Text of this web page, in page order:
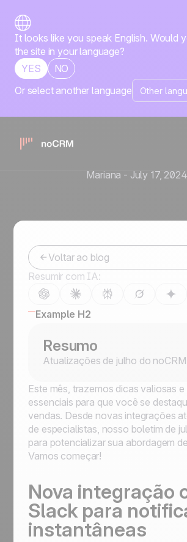
It looks like you speak English. Would
the site in your language?
YES
NO
Or select another language
Ferramentas de Vendas e
Descubra as
integrações,
Mariana - July 17, 2024
Voltar ao blog
Resumir com IA:
Example H2
Resumo
Atualizações de julho do noCRM
Este mês, trazemos dicas valiosas
essenciais para que você se
vendas. Desde novas integrações
de especialistas, nosso boletim de
para potencializar sua abordagem
Vamos começar!
Nova integração
Slack para
instantâneas